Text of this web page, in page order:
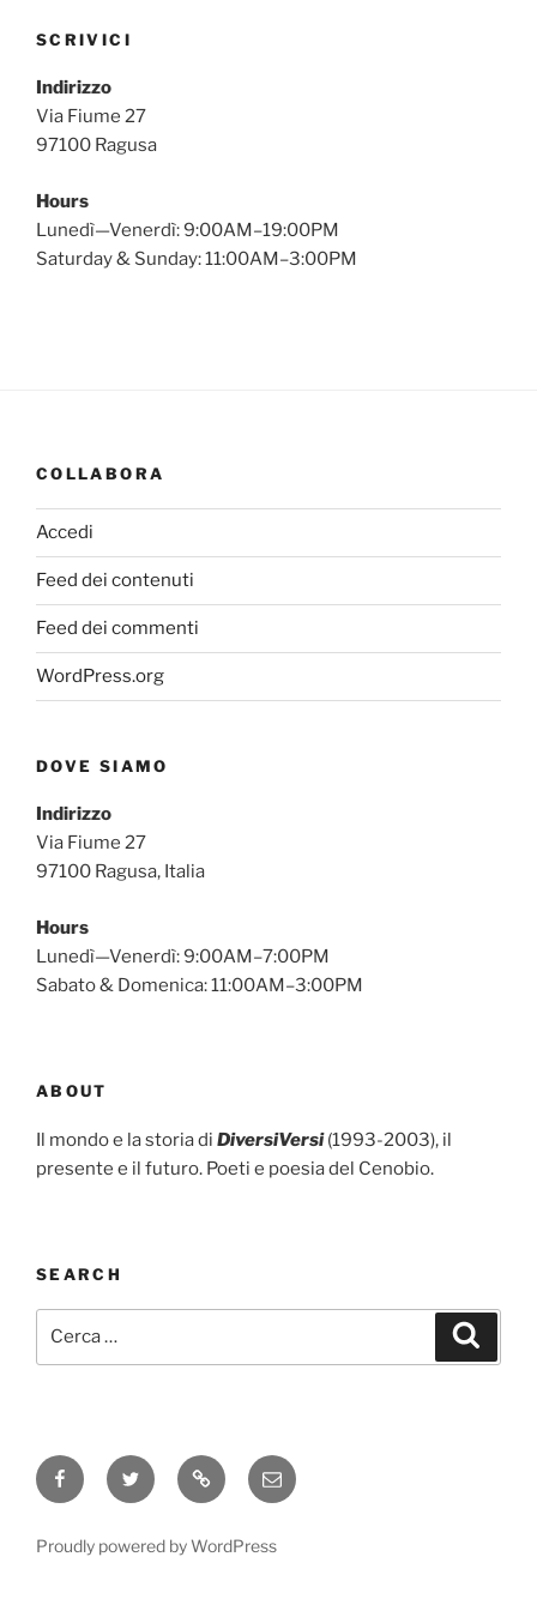
SCRIVICI
Indirizzo
Via Fiume 27
97100 Ragusa
Hours
Lunedì—Venerdì: 9:00AM–19:00PM
Saturday & Sunday: 11:00AM–3:00PM
COLLABORA
Accedi
Feed dei contenuti
Feed dei commenti
WordPress.org
DOVE SIAMO
Indirizzo
Via Fiume 27
97100 Ragusa, Italia
Hours
Lunedì—Venerdì: 9:00AM–7:00PM
Sabato & Domenica: 11:00AM–3:00PM
ABOUT
Il mondo e la storia di DiversiVersi (1993-2003), il
presente e il futuro. Poeti e poesia del Cenobio.
SEARCH
FacebookTwitter InstagramEmail
Proudly powered by WordPress